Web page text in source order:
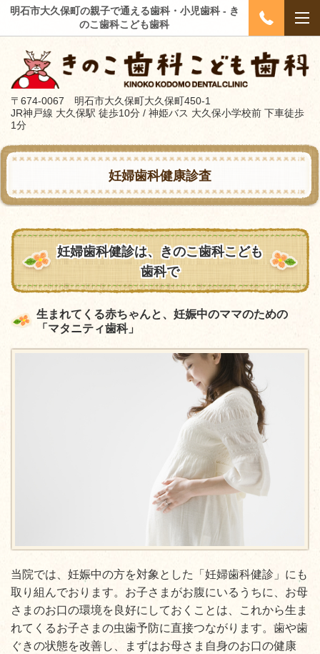
明石市大久保町の親子で通える歯科・小児歯科 - き
のこ歯科こども歯科
〒674-0067 明石市大久保町大久保町450-1
JR神戸線 大久保駅 徒歩10分 / 神姫バス 大久保小学校前 下車徒歩
1分
妊婦歯科健康診査
妊婦歯科健診は、きのこ歯科こども
歯科で
生まれてくる赤ちゃんと、妊娠中のママのための
「マタニティ歯科」
当院では、妊娠中の方を対象とした「妊婦歯科健診」にも
取り組んでおります。お子さまがお腹にいるうちに、お母
さまのお口の環境を良好にしておくことは、これから生ま
れてくるお子さまの虫歯予防に直接つながります。歯や歯
ぐきの状態を改善し、まずはお母さま自身のお口の健康